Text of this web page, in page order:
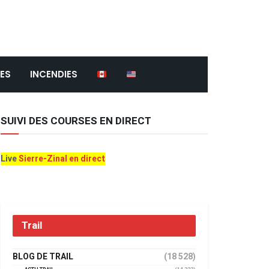
INCENDIES
SUIVI DES COURSES EN DIRECT
LiveSierre-Zinal en direct
Trail
BLOG DE TRAIL (18 528)